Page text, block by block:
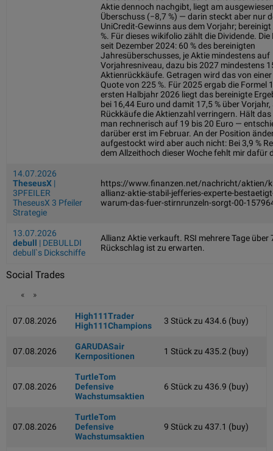
Aktie dennoch nachgibt, liegt am
Überschuss (−8,7 %) — darin steckt aber nur
UniCredit-Gewinns aus dem Vorjahr;
%. Für dieses wikifolio zählt die Dividende.
seit Dezember 2024: 60 % des bereinigten
Jahresüberschusses, je Aktie mindestens auf
Vorjahresniveau, dazu bis 2027 mindestens
Aktienrückkäufe. Getragen wird das von einer
Quote von 225 %. Für 2025 ergab die Formel
ersten Halbjahr 2026 liegt das bereinigte
bei 16,44 Euro und damit 17,5 % über
Rückkäufe die Aktienzahl verringern. Hält das
man rechnerisch auf 19 bis 20 Euro —
darüber erst im Februar. An der Position
aufgestockt wird aber auch nicht: Bei 3,9 %
dem Allzeithoch dieser Woche fehlt mir dafür
14.07.2026
TheseusX |
3PFEILER
TheseusX 3 Pfeiler
Strategie
https://www.finanzen.net/nachricht/aktien/
allianz-aktie-stabil-jefferies-experte-
warum-das-fuer-stirnrunzeln-sorgt-00-
13.07.2026
debull | DEBULLDI
debull`s Dickschiffe
Allianz Aktie verkauft. RSI mehrere Tage über
Rückschlag ist zu erwarten.
Social Trades
« »
07.08.2026
High111Trader
High111Champions
3 Stück zu 434.6 (buy)
07.08.2026
GARUDASair
Kernpositionen
1 Stück zu 435.2 (buy)
07.08.2026
TurtleTom
Defensive
Wachstumsaktien
6 Stück zu 436.9 (buy)
07.08.2026
TurtleTom
Defensive
Wachstumsaktien
9 Stück zu 437.1 (buy)